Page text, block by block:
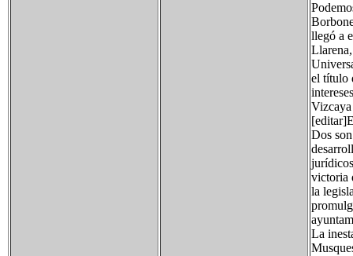
llegó a
el título
Dos
victoria
la
La